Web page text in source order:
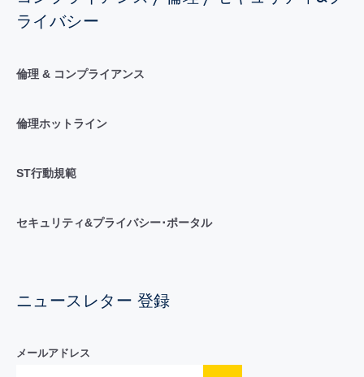
ライバシー
倫理 & コンプライアンス
倫理ホットライン
ST行動規範
セキュリティ&プライバシー･ポータル
ニュースレター 登録
メールアドレス